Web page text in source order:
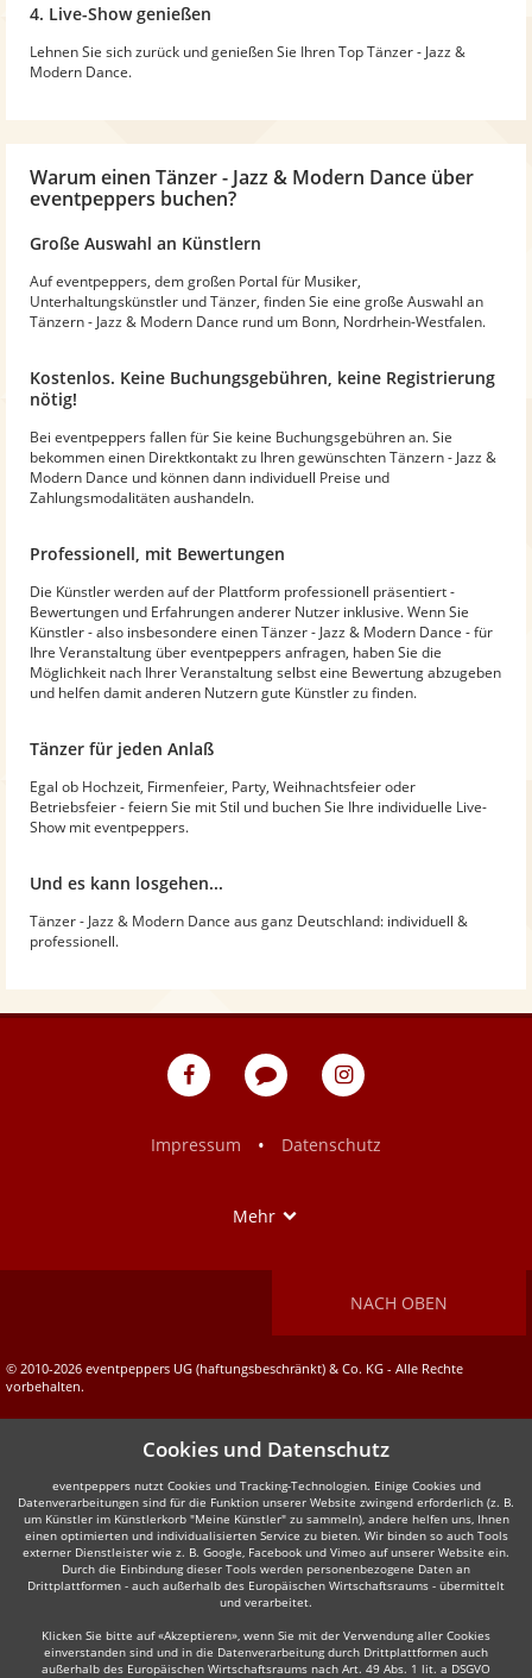
4. Live-Show genießen
Lehnen Sie sich zurück und genießen Sie Ihren Top Tänzer - Jazz &
Modern Dance.
Warum einen Tänzer - Jazz & Modern Dance über
eventpeppers buchen?
Große Auswahl an Künstlern
Auf eventpeppers, dem großen Portal für Musiker,
Unterhaltungskünstler und Tänzer, finden Sie eine große Auswahl an
Tänzern - Jazz & Modern Dance rund um Bonn, Nordrhein-Westfalen.
Kostenlos. Keine Buchungsgebühren, keine Registrierung
nötig!
Bei eventpeppers fallen für Sie keine Buchungsgebühren an. Sie
bekommen einen Direktkontakt zu Ihren gewünschten Tänzern - Jazz &
Modern Dance und können dann individuell Preise und
Zahlungsmodalitäten aushandeln.
Professionell, mit Bewertungen
Die Künstler werden auf der Plattform professionell präsentiert -
Bewertungen und Erfahrungen anderer Nutzer inklusive. Wenn Sie
Künstler - also insbesondere einen Tänzer - Jazz & Modern Dance - für
Ihre Veranstaltung über eventpeppers anfragen, haben Sie die
Möglichkeit nach Ihrer Veranstaltung selbst eine Bewertung abzugeben
und helfen damit anderen Nutzern gute Künstler zu finden.
Tänzer für jeden Anlaß
Egal ob Hochzeit, Firmenfeier, Party, Weihnachtsfeier oder
Betriebsfeier - feiern Sie mit Stil und buchen Sie Ihre individuelle Live-
Show mit eventpeppers.
Und es kann losgehen...
Tänzer - Jazz & Modern Dance aus ganz Deutschland: individuell &
professionell.
eventpeppers
Blog
eventpeppers
Impressum
• Datenschutz
Mehr
NACH OBEN
© 2010-2026 eventpeppers UG (haftungsbeschränkt) & Co. KG - Alle Rechte
vorbehalten.
Cookies und Datenschutz
eventpeppers nutzt Cookies und Tracking-Technologien. Einige Cookies und
Datenverarbeitungen sind für die Funktion unserer Website zwingend erforderlich (z. B.
um Künstler im Künstlerkorb "Meine Künstler" zu sammeln), andere helfen uns, Ihnen
einen optimierten und individualisierten Service zu bieten. Wir binden so auch Tools
externer Dienstleister wie z. B. Google, Facebook und Vimeo auf unserer Website ein.
Durch die Einbindung dieser Tools werden personenbezogene Daten an
Drittplattformen - auch außerhalb des Europäischen Wirtschaftsraums - übermittelt
und verarbeitet.
Klicken Sie bitte auf «Akzeptieren», wenn Sie mit der Verwendung aller Cookies
einverstanden sind und in die Datenverarbeitung durch Drittplattformen auch
außerhalb des Europäischen Wirtschaftsraums nach Art. 49 Abs. 1 lit. a DSGVO